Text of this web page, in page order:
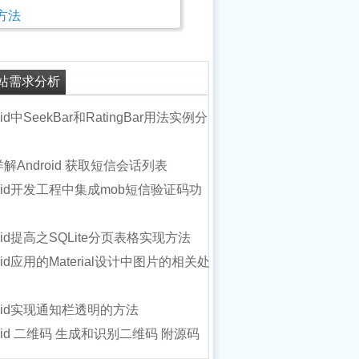
法
需求分析
中SeekBar和RatingBar用法实例分
解Android 获取短信会话列表
开发工程中集成mob短信验证码功
提高之SQLite分页表格实现方法
应用的Material设计中图片的相关处
实现通知栏透明的方法
二维码 生成和识别二维码 附源码